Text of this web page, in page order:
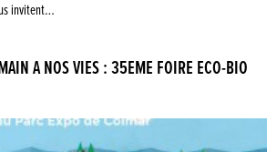
invitent…
À NOS VIES : 35ÈME FOIRE ÉCO-BIO